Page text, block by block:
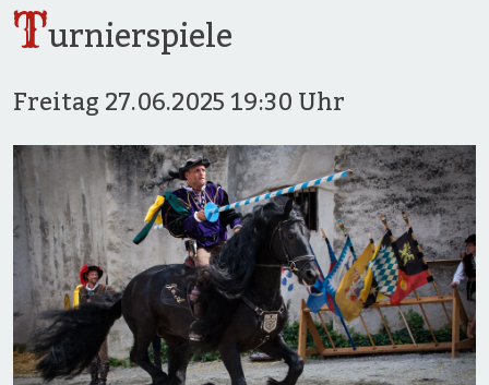
Turnierspiele
Freitag 27.06.2025 19:30 Uhr